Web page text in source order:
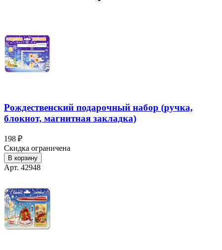
Рождественский подарочный набор (ручка,
блокнот, магнитная закладка)
198 ₽
Скидка ограничена
В корзину
Арт. 42948